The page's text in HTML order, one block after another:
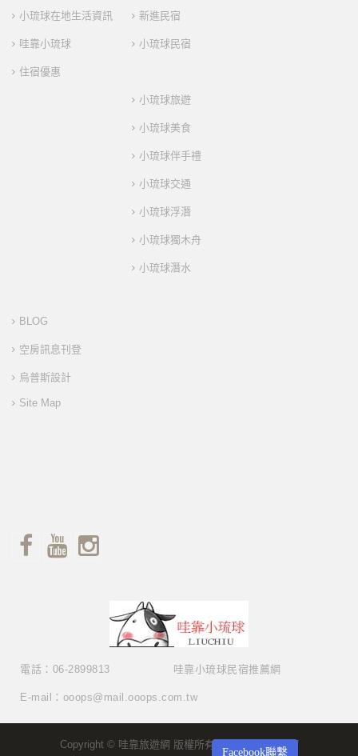
Facebook聯繫
小琉球在地生活資訊
哇靠小琉球
住宿優惠
新進民宿
小琉球民宿
小琉球旅遊
小琉球美食
小琉球伴手禮
小琉球交通
小琉球浮潛
小琉球獨木舟
小琉球潛水
BLOG
空房訊息刊登
烏普斯設計
Site Map
哇靠小琉球民宿推薦網
電話：06-2899813
E-mail：ooops@mail.ooops.com.tw
Copyright © 哇靠旅遊網 版權所有 Copyright © 2017